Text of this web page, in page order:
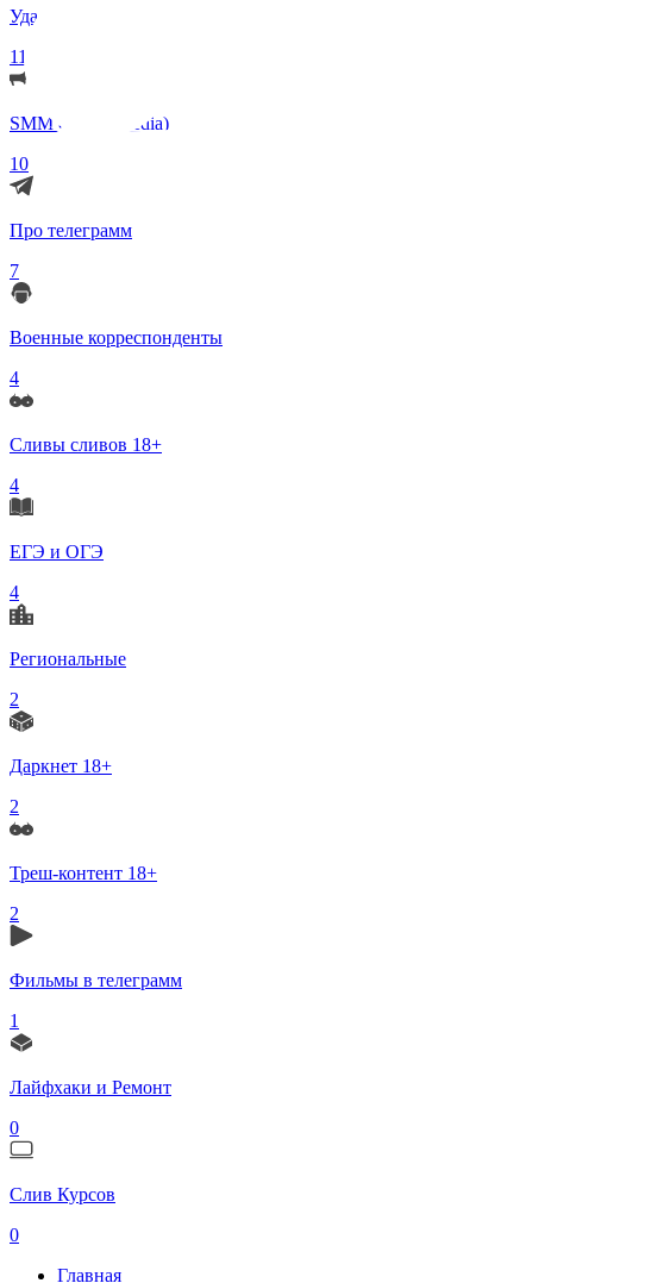
Удаленка (Работа)
11
SMM (Social Media)
10
Про телеграмм
7
Военные корреспонденты
4
Сливы сливов 18+
4
ЕГЭ и ОГЭ
4
Региональные
2
Даркнет 18+
2
Треш-контент 18+
2
Фильмы в телеграмм
1
Лайфхаки и Ремонт
0
Слив Курсов
0
Главная